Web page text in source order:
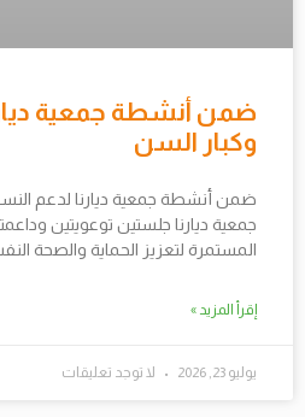
ضمن أنشطة جمعية
وكبار السن
ضمن أنشطة جمعية ديارنا لدعم
جمعية ديارنا جلستين توعويتين
المستمرة لتعزيز الحماية والصحة
إقرأ المزيد »
يوليو 23, 2026 لا توجد تعليقات